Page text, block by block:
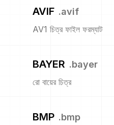
AVIF .avif
AV1 চিত্র ফাইল ফরম্যাট
BAYER .bayer
রো বায়ের চিত্র
BMP .bmp